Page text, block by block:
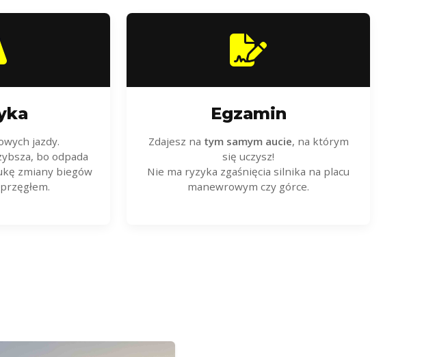
jazdy.
bo odpada
zmiany biegów
Egzamin
Zdajesz na tym samym aucie, na którym
się uczysz!
Nie ma ryzyka zgaśnięcia silnika na placu
manewrowym czy górce.